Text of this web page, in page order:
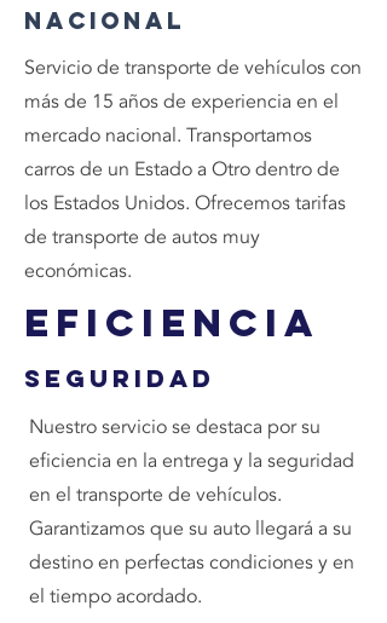
Nacional
Servicio de transporte de vehículos con
más de 15 años de experiencia en el
mercado nacional. Transportamos
carros de un Estado a Otro dentro de
los Estados Unidos. Ofrecemos tarifas
de transporte de autos muy
económicas.
Eficiencia
Seguridad
Nuestro servicio se destaca por su
eficiencia en la entrega y la seguridad
en el transporte de vehículos.
Garantizamos que su auto llegará a su
destino en perfectas condiciones y en
el tiempo acordado.